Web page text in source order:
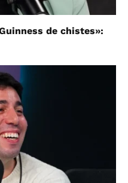
de chistes»: